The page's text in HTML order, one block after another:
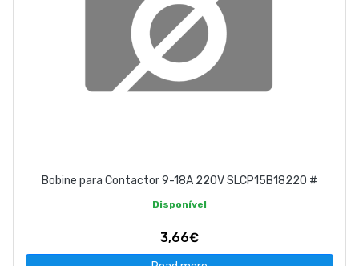
Bobine para Contactor 9-18A 220V SLCP15B18220 #
Disponível
3,66€